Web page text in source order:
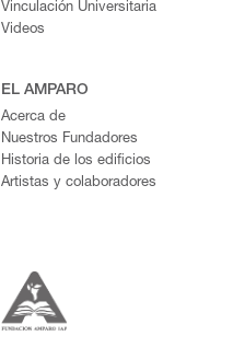
Vinculación Universitaria
Videos
EL AMPARO
Acerca de
Nuestros Fundadores
Historia de los edificios
Artistas y colaboradores